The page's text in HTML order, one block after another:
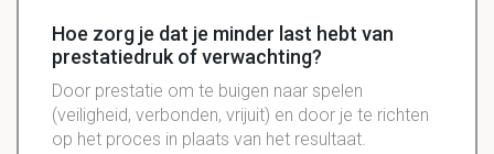
Hoe zorg je dat je minder last hebt van
prestatiedruk of verwachting?
Door prestatie om te buigen naar spelen
(veiligheid, verbonden, vrijuit) en door je te richten
op het proces in plaats van het resultaat.